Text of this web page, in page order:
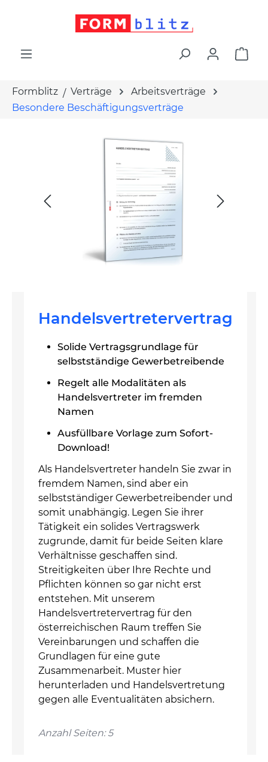
Formblitz Verträge
Arbeitsverträge
Besondere Beschäftigungsverträge
Handelsvertretervertrag
Solide Vertragsgrundlage für
selbstständige Gewerbetreibende
Regelt alle Modalitäten als
Handelsvertreter im fremden
Namen
Ausfüllbare Vorlage zum Sofort-
Download!
Als Handelsvertreter handeln Sie zwar in
fremdem Namen, sind aber ein
selbstständiger Gewerbetreibender und
somit unabhängig. Legen Sie ihrer
Tätigkeit ein solides Vertragswerk
zugrunde, damit für beide Seiten klare
Verhältnisse geschaffen sind.
Streitigkeiten über Ihre Rechte und
Pflichten können so gar nicht erst
entstehen. Mit unserem
Handelsvertretervertrag für den
österreichischen Raum treffen Sie
Vereinbarungen und schaffen die
Grundlagen für eine gute
Zusammenarbeit. Muster hier
herunterladen und Handelsvertretung
gegen alle Eventualitäten absichern.
Anzahl Seiten: 5